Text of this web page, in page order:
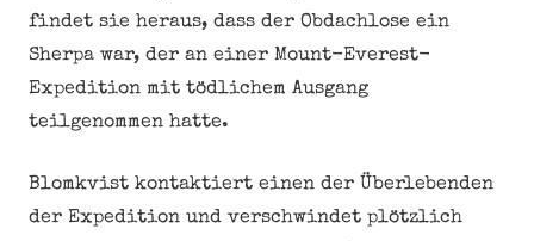
findet sie heraus, dass der Obdachlose ein
Sherpa war, der an einer Mount-Everest-
Expedition mit tödlichem Ausgang
teilgenommen hatte.
Blomkvist kontaktiert einen der Überlebenden
der Expedition und verschwindet plötzlich